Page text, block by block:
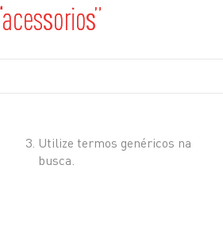
acessorios
Utilize termos genéricos na
busca.